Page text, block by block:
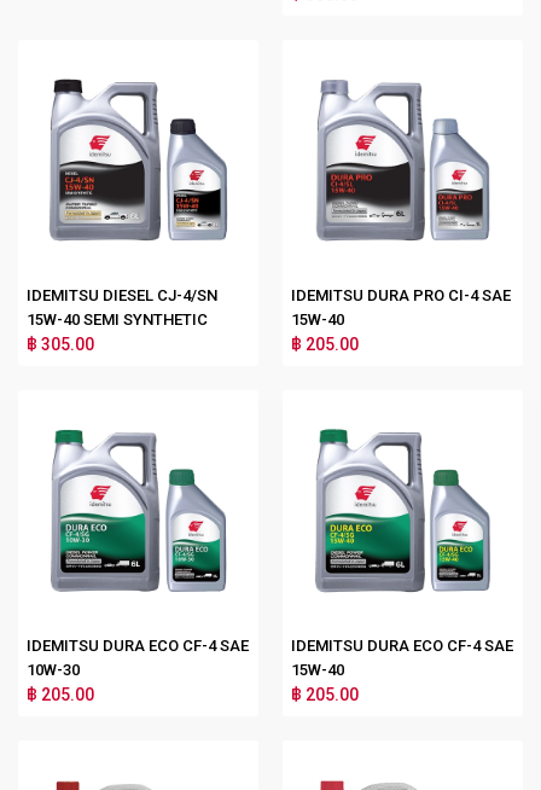
IDEMITSU DIESEL CJ-4/SN
15W-40 SEMI SYNTHETIC
฿ 305.00
IDEMITSU DURA PRO CI-4 SAE
15W-40
฿ 205.00
IDEMITSU DURA ECO CF-4 SAE
10W-30
฿ 205.00
IDEMITSU DURA ECO CF-4 SAE
15W-40
฿ 205.00